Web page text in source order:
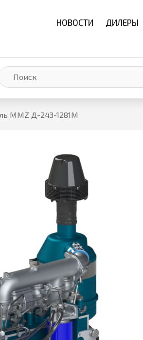
НОВОСТИ ДИЛЕРЫ
MMZ Д-243-1281М